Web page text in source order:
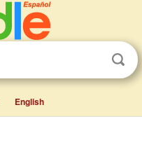
English